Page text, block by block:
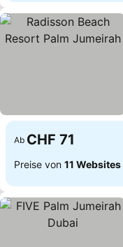
Ab CHF 71
Preise von 11 Websites